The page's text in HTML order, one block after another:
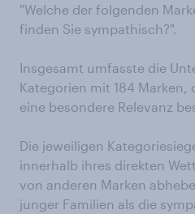
"Welche der folgenden
finden Sie sympathisch?".
Insgesamt umfasste die
Kategorien mit 184 Marken,
eine besondere Relevanz
Die jeweiligen
innerhalb ihres direkten
von anderen Marken
junger Familien als die